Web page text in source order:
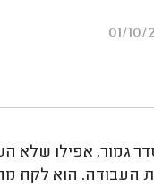
גמור, אפילו שלא
העבודה. הוא לקח